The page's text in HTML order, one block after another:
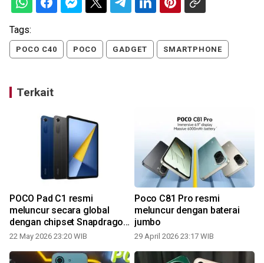
Tags:
POCO C40 POCO GADGET SMARTPHONE
Terkait
POCO Pad C1 resmi
meluncur secara global
dengan chipset Snapdragon
6s Gen 2
22 May 2026 23:20 WIB
Poco C81 Pro resmi
meluncur dengan baterai
jumbo
29 April 2026 23:17 WIB